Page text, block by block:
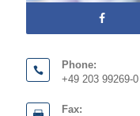
Phone:
+49 203 99269-0
Fax: